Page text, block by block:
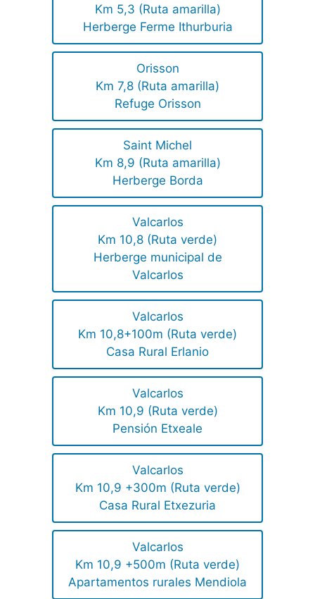
Km 5,3 (Ruta amarilla)
Herberge Ferme Ithurburia
Orisson
Km 7,8 (Ruta amarilla)
Refuge Orisson
Saint Michel
Km 8,9 (Ruta amarilla)
Herberge Borda
Valcarlos
Km 10,8 (Ruta verde)
Herberge municipal de
Valcarlos
Valcarlos
Km 10,8+100m (Ruta verde)
Casa Rural Erlanio
Valcarlos
Km 10,9 (Ruta verde)
Pensión Etxeale
Valcarlos
Km 10,9 +300m (Ruta verde)
Casa Rural Etxezuria
Valcarlos
Km 10,9 +500m (Ruta verde)
Apartamentos rurales Mendiola